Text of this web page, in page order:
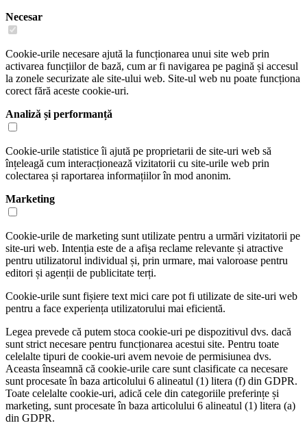
Necesar
Cookie-urile necesare ajută la funcționarea unui site web prin
activarea funcțiilor de bază, cum ar fi navigarea pe pagină și accesul
la zonele securizate ale site-ului web. Site-ul web nu poate funcționa
corect fără aceste cookie-uri.
Analiză și performanță
Cookie-urile statistice îi ajută pe proprietarii de site-uri web să
înțeleagă cum interacționează vizitatorii cu site-urile web prin
colectarea și raportarea informațiilor în mod anonim.
Marketing
Cookie-urile de marketing sunt utilizate pentru a urmări vizitatorii pe
site-uri web. Intenția este de a afișa reclame relevante și atractive
pentru utilizatorul individual și, prin urmare, mai valoroase pentru
editori și agenții de publicitate terți.
Cookie-urile sunt fișiere text mici care pot fi utilizate de site-uri web
pentru a face experiența utilizatorului mai eficientă.
Legea prevede că putem stoca cookie-uri pe dispozitivul dvs. dacă
sunt strict necesare pentru funcționarea acestui site. Pentru toate
celelalte tipuri de cookie-uri avem nevoie de permisiunea dvs.
Aceasta înseamnă că cookie-urile care sunt clasificate ca necesare
sunt procesate în baza articolului 6 alineatul (1) litera (f) din GDPR.
Toate celelalte cookie-uri, adică cele din categoriile preferințe și
marketing, sunt procesate în baza articolului 6 alineatul (1) litera (a)
din GDPR.